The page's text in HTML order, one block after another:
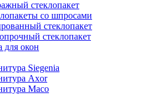
стеклопакет
со шпросами
стеклопакет
стеклопакет
для окон
Siegenia
Axor
Maco